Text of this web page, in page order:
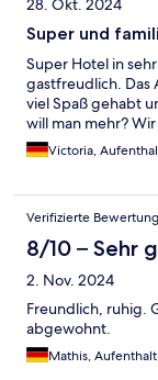
28. Okt. 2024
Super und
Super Hotel in
gastfreudlich. Das
viel Spaß gehabt
will man mehr?
Victoria,
Verifizierte Bewertung
8/10 – Sehr
2. Nov. 2024
Freundlich, ruhig.
abgewohnt.
Mathis,